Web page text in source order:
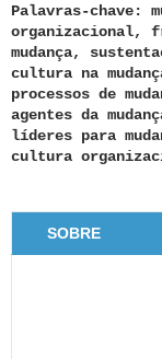
Palavras-chave:
organizacional,
mudança,
cultura na
processos de
agentes da
líderes para
cultura
SOBRE